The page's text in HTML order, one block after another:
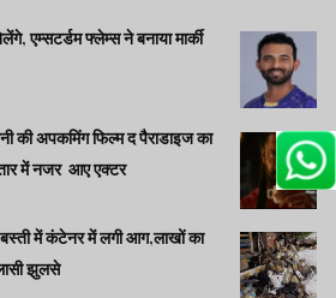
एम्सटर्डम फ्लेम्स ने बनाया मार्की
अपकमिंग फिल्म द पैराडाइज का
में नजर आए एक्टर
में कंटेनर में लगी आग,लाखों का
झुलसे